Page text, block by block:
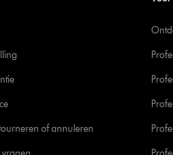
of annuleren